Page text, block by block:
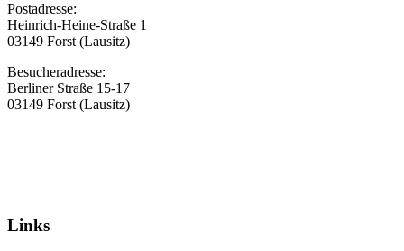
Postadresse:
Heinrich-Heine-Straße 1
03149 Forst (Lausitz)
Besucheradresse:
Berliner Straße 15-17
03149 Forst (Lausitz)
Links